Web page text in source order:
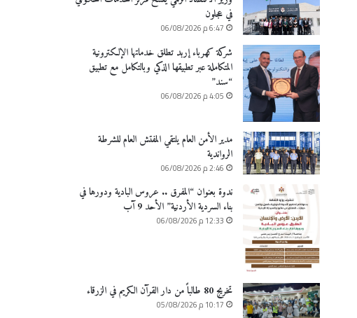
في عجلون
6:47 م 06/08/2026
شركة كهرباء إربد تطلق خدماتها الإلكترونية
المتكاملة عبر تطبيقها الذكي وبالتكامل مع تطبيق
“سند”
4:05 م 06/08/2026
مدير الأمن العام يلتقي المفتش العام للشرطة
الرواندية
2:46 م 06/08/2026
ندوة بعنوان “المفرق .. عروس البادية ودورها في
بناء السردية الأردنية” الأحد 9 آب
12:33 م 06/08/2026
تخريج 80 طالباً من دار القرآن الكريم في الزرقاء
10:17 م 05/08/2026